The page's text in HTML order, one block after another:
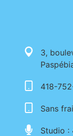
3,
418-
Sans
Studio :